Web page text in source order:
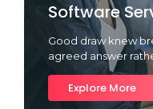
Software
Good draw knew
agreed answer
Explore More